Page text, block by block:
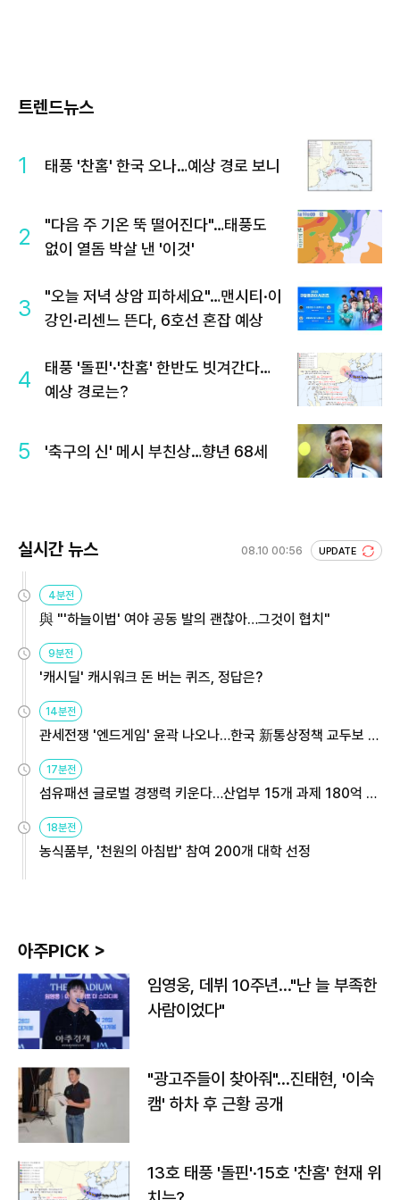
트렌드뉴스
1 태풍 '찬홈' 한국 오나…예상 경로 보니
2
"다음 주 기온 뚝 떨어진다"…태풍도
없이 열돔 박살 낸 '이것'
3
"오늘 저녁 상암 피하세요"…맨시티·이
강인·리센느 뜬다, 6호선 혼잡 예상
4
태풍 '돌핀'·'찬홈' 한반도 빗겨간다…
예상 경로는?
5 '축구의 신' 메시 부친상…향년 68세
실시간 뉴스 08.10 00:56 UPDATE
4분전
與 "'하늘이법' 여야 공동 발의 괜찮아…그것이 협치"
9분전
'캐시딜' 캐시워크 돈 버는 퀴즈, 정답은?
14분전
관세전쟁 '엔드게임' 윤곽 나오나…한국 新통상정책 교두보 활
용해야
17분전
섬유패션 글로벌 경쟁력 키운다…산업부 15개 과제 180억 지
원
18분전
농식품부, '천원의 아침밥' 참여 200개 대학 선정
아주PICK >
임영웅, 데뷔 10주년…"난 늘 부족한
사람이었다"
"광고주들이 찾아줘"…진태현, '이숙
캠' 하차 후 근황 공개
13호 태풍 '돌핀'·15호 '찬홈' 현재 위